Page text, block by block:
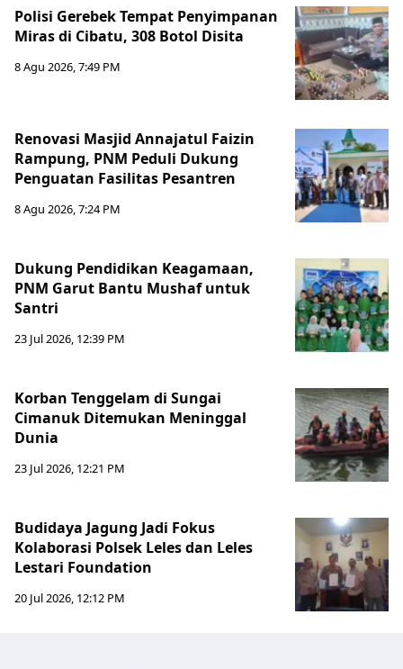
Polisi Gerebek Tempat Penyimpanan
Miras di Cibatu, 308 Botol Disita
8 Agu 2026, 7:49 PM
Renovasi Masjid Annajatul Faizin
Rampung, PNM Peduli Dukung
Penguatan Fasilitas Pesantren
8 Agu 2026, 7:24 PM
Dukung Pendidikan Keagamaan,
PNM Garut Bantu Mushaf untuk
Santri
23 Jul 2026, 12:39 PM
Korban Tenggelam di Sungai
Cimanuk Ditemukan Meninggal
Dunia
23 Jul 2026, 12:21 PM
Budidaya Jagung Jadi Fokus
Kolaborasi Polsek Leles dan Leles
Lestari Foundation
20 Jul 2026, 12:12 PM